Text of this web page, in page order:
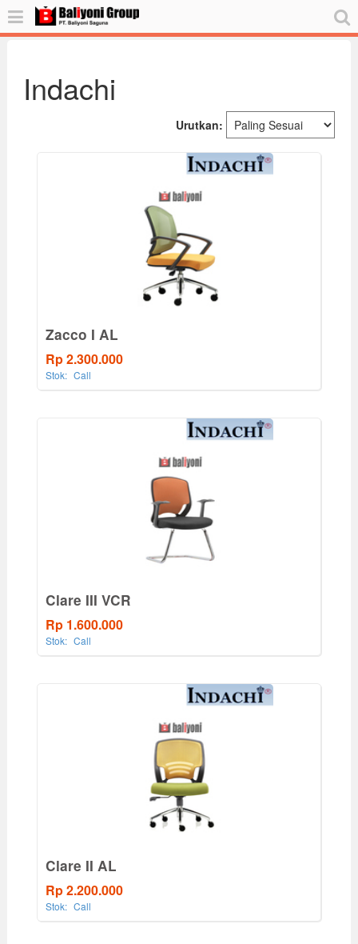
Indachi
Urutkan:
Zacco I AL
Rp 2.300.000
Stok: Call
Clare III VCR
Rp 1.600.000
Stok: Call
Clare II AL
Rp 2.200.000
Stok: Call